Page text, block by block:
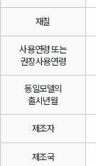
재질
사용연령 또는
권장사용연령
동일모델의
출시년월
제조자
제조국